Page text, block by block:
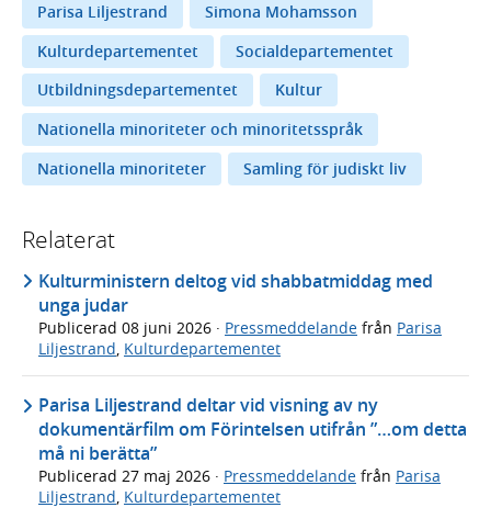
Parisa Liljestrand
Simona Mohamsson
Kulturdepartementet
Socialdepartementet
Utbildningsdepartementet
Kultur
Nationella minoriteter och minoritetsspråk
Nationella minoriteter
Samling för judiskt liv
Relaterat
Kulturministern deltog vid shabbatmiddag med
unga judar
Publicerad 08 juni 2026 · Pressmeddelande från Parisa
Liljestrand Kulturdepartementet
Parisa Liljestrand deltar vid visning av ny
dokumentärfilm om Förintelsen utifrån ”…om detta
må ni berätta”
Publicerad 27 maj 2026 · Pressmeddelande från Parisa
Liljestrand, Kulturdepartementet